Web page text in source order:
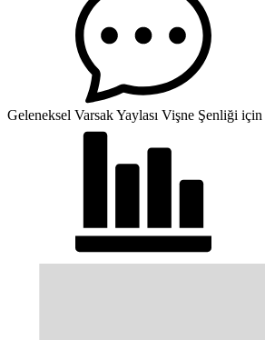
Geleneksel Varsak Yaylası Vişne Şenliği için